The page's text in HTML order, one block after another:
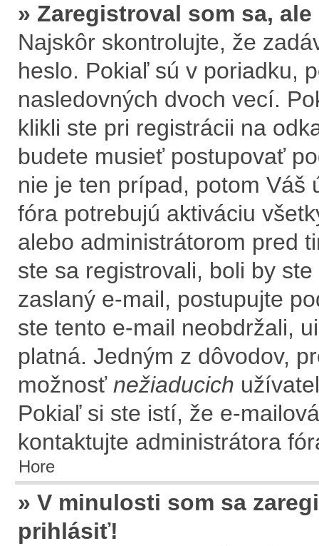
» Zaregistroval som sa,
Najskôr skontrolujte, že
heslo. Pokiaľ sú v poriadku,
nasledovných dvoch vecí.
klikli ste pri registrácii na
budete musieť postupovať
nie je ten prípad, potom Váš
fóra potrebujú aktiváciu
alebo administrátorom pred
ste sa registrovali, boli by
zaslaný e-mail, postupujte
ste tento e-mail neobdržali,
platná. Jedným z dôvodov,
možnosť nežiaducich
Pokiaľ si ste istí, že e-
kontaktujte administrátora
Hore
» V minulosti som sa
prihlásiť!